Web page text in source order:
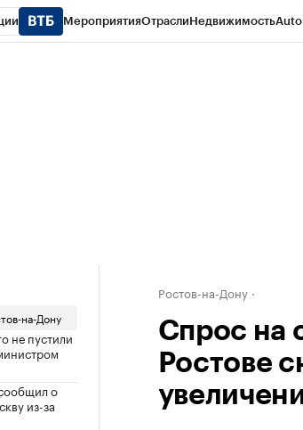
МероприятияОтраслиНедвижимость
на-Дону
не пустили
о
из-за
Ростов-на-Дону
Спрос на
Ростове